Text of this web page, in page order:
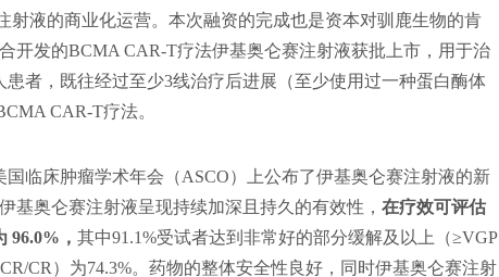
射液的商业化运营。本次融资的完成也是资本对驯鹿生物的肯
开发的BCMA CAR-T疗法伊基奥仑赛注射液获批上市，用于治
者，既往经过至少3线治疗后进展（至少使用过一种蛋白酶体
CAR-T疗法。
国临床肿瘤学术年会（ASCO）上公布了伊基奥仑赛注射液的新
基奥仑赛注射液呈现持续加深且持久的有效性， 在疗效可评估
96.0%， 其中91.1%受试者达到非常好的部分缓解及以上（≥VGP
CR）为74.3%。药物的整体安全性良好，同时伊基奥仑赛注射